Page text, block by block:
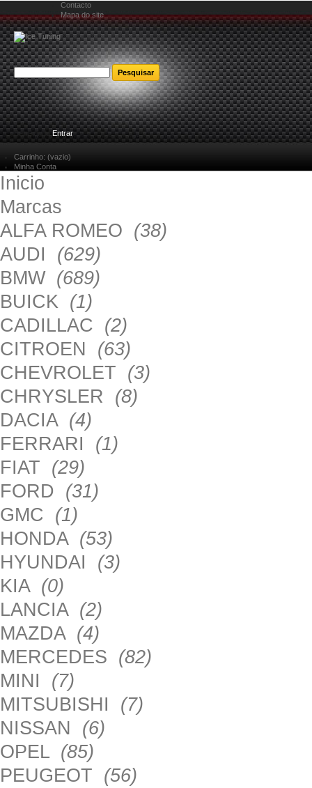
Contacto
Mapa do site
Bem-vindoEntrar
Carrinho: (vazio)
Minha Conta
Inicio
Marcas
ALFA ROMEO (38)
AUDI (629)
BMW (689)
BUICK (1)
CADILLAC (2)
CITROEN (63)
CHEVROLET (3)
CHRYSLER (8)
DACIA (4)
FERRARI (1)
FIAT (29)
FORD (31)
GMC (1)
HONDA (53)
HYUNDAI (3)
KIA (0)
LANCIA (2)
MAZDA (4)
MERCEDES (82)
MINI (7)
MITSUBISHI (7)
NISSAN (6)
OPEL (85)
PEUGEOT (56)